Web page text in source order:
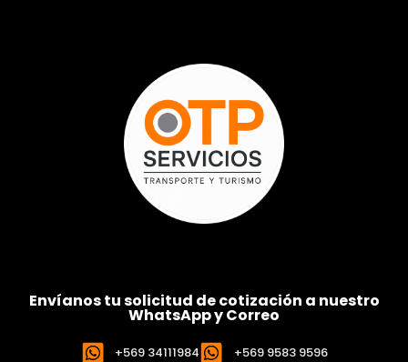
Envíanos tu solicitud de cotización a nuestro
WhatsApp y Correo
+569 34111984 +569 9583 9596